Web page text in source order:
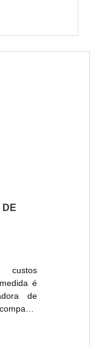
DE
custos
é
de
e a
para